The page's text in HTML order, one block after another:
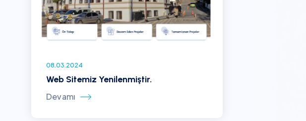
08.03.2024
Web Sitemiz Yenilenmiştir.
Devamı